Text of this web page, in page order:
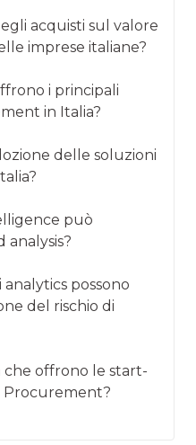
acquisti sul valore
imprese italiane?
i principali
in Italia?
delle soluzioni
può
analysis?
possono
del rischio di
che offrono le start-
Procurement?